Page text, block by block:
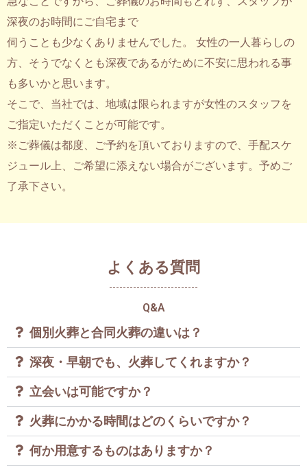
深夜のお時間にご自宅まで
伺うことも少なくありませんでした。 女性の一人暮らしの
方、そうでなくとも深夜であるがために不安に思われる事
も多いかと思います。
そこで、当社では、地域は限られますが女性のスタッフを
ご指定いただくことが可能です。
※ご葬儀は都度、ご予約を頂いておりますので、手配スケ
ジュール上、ご希望に添えない場合がございます。予めご
了承下さい。
よくある質問
Q&A
個別火葬と合同火葬の違いは？
深夜・早朝でも、火葬してくれますか？
立会いは可能ですか？
火葬にかかる時間はどのくらいですか？
何か用意するものはありますか？